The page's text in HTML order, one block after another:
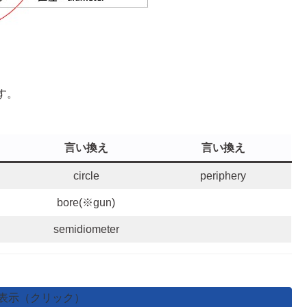
言い換え 言い換え
circle periphery
bore(※gun)
semidiometer
示（クリック）